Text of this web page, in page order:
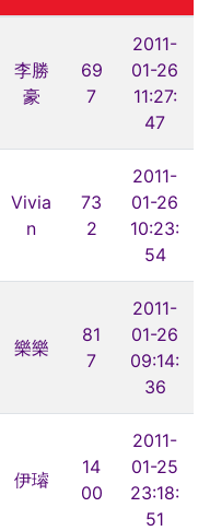
李勝
豪
69
7
2011-
01-26
11:27:
47
Vivia
n
73
2
2011-
01-26
10:23:
54
樂樂
81
7
2011-
01-26
09:14:
36
伊璿
14
00
2011-
01-25
23:18:
51